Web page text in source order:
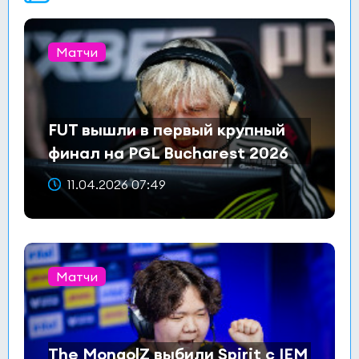
Матчи
FUT вышли в первый крупный
финал на PGL Bucharest 2026
11.04.2026 07:49
Матчи
The MongolZ выбили Spirit с IEM